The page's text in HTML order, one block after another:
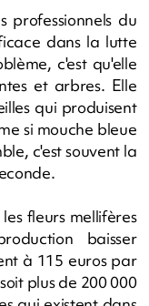
professionnels du
dans la lutte
c'est qu'elle
et arbres. Elle
qui produisent
si mouche bleue
c'est souvent la
fleurs mellifères
baisser
à 115 euros par
plus de 200 000